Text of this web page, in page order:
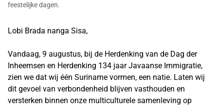
feestelijke dagen.
Lobi Brada nanga Sisa,
Vandaag, 9 augustus, bij de Herdenking van de Dag der
Inheemsen en Herdenking 134 jaar Javaanse Immigratie,
zien we dat wij één Suriname vormen, een natie. Laten wij
dit gevoel van verbondenheid blijven vasthouden en
versterken binnen onze multiculturele samenleving op